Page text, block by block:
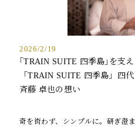
2026/2/19
｢TRAIN SUITE 四季島｣を支
「TRAIN SUITE 四季島」四
斉藤 卓也の想い
奇を衒わず、シンプルに。研ぎ澄